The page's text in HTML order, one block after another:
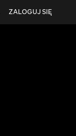
ZALOGUJ SIĘ